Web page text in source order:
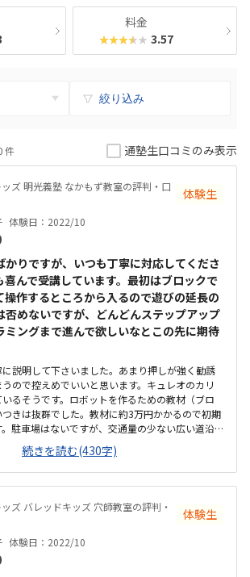
料金
★★★★★ 3.57
絞り込み
件 通塾生口コミのみ表示
ズ 明光義塾 なかもず教室の評判・口
体験生
体験日：2022/10
かりですが、いつも丁寧に対応してくださ
喜んで受講しています。最初はブロックで
操作するところから入るので遊びの延長の
否めないですが、どんどんステップアップ
ミングまで進んで欲しいなとこの先に期待
説明して下さいました。あまり押しが強く勧誘
ので控えめでいいと思います。キュレオのカリ
るそうです。ロボットを作るための教材（ブロ
きは抜群でした。教材に約3万円かかるので初期
駐車場はないですが、交通量の少ない広い道沿
がしやすそうです。子どもがもう少し大きくなっ
くようになっても道が広く安全に通えそうです。
させてもらえたりポイントを貯めるとグッズと
授業内容以外の部分でも子供が飽きず通えるき
。習い事のなかでも費用は高めだと思います。個
致し方ないのかなと思います。偶然入金無料キ
でお得に入会できました。塾なのでプログラミ
ので、今後英語や算数などに切り替えたり合わ
ので長くお世話になりそうです。
続きを読む(430字)
ズ バレッドキッズ 穴師教室の評判・
体験生
体験日：2022/10